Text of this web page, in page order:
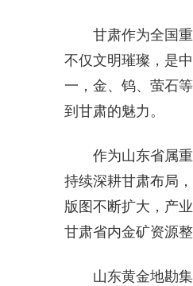
甘肃作为全国
不仅文明璀璨，是
一，金、钨、萤石
到甘肃的魅力。
作为山东省属
持续深耕甘肃布局
版图不断扩大，产
甘肃省内金矿资源
山东黄金地勘